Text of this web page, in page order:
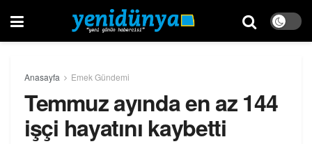
Anasayfa Emek Gündemi
Temmuz ayında en az 144
işçi hayatını kaybetti